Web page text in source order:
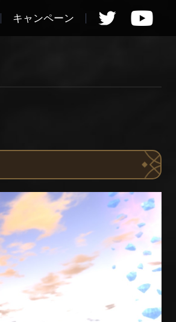
キャンペーン